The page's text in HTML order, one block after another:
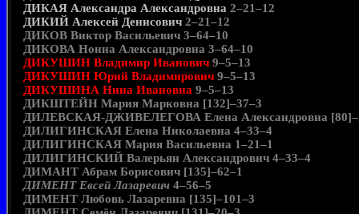
ДИКАЯ Александра Александровна 2–21–12
ДИКИЙ Алексей Денисович 2–21–12
ДИКОВ Виктор Васильевич 3–64–10
ДИКОВА Нонна Александровна 3–64–10
ДИКУШИН Владимир Иванович 9–5–13
ДИКУШИН Юрий Владимирович 9–5–13
ДИКУШИНА Нина Ивановна 9–5–13
ДИКШТЕЙН Мария Марковна [132]–37–3
ДИЛЕВСКАЯ-ДЖИВЕЛЕГОВА Елена Александровна
ДИЛИГИНСКАЯ Елена Николаевна 4–33–4
ДИЛИГИНСКАЯ Мария Васильевна 1–21–1
ДИЛИГИНСКИЙ Валерьян Александрович 4–33–4
ДИМАНТ Абрам Борисович [135]–62–1
ДИМЕНТ Евсей Лазаревич 4–56–5
ДИМЕНТ Любовь Лазаревна [135]–101–3